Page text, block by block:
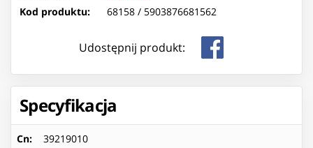
Kod produktu:
68158 / 5903876681562
Udostępnij produkt:
Specyfikacja
Cn: 39219010